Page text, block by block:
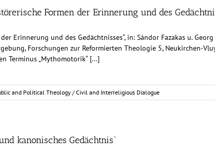
Formen der Erinnerung und des
Erinnerung und des Gedächtnisses“, in: Sándor Fazakas u.
Forschungen zur Reformierten Theologie 5, Neukirchen-
Terminus „Mythomotorik“ [...]
and Political Theology / Civil and Interreligious Dialogue
kanonisches Gedächtnis“